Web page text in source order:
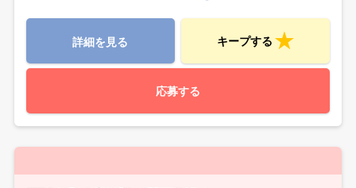
詳細を見る キープする
応募する